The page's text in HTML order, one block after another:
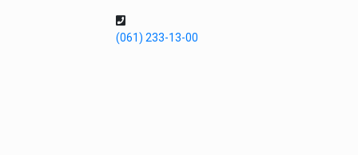
(061) 233-13-00